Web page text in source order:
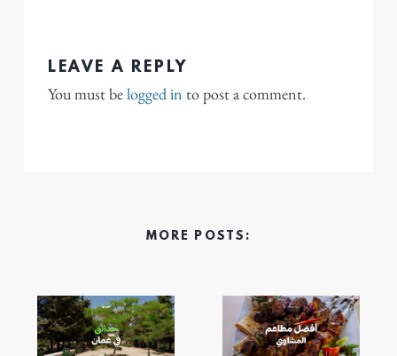
LEAVE A REPLY
You must belogged in to post a comment.
MORE POSTS: